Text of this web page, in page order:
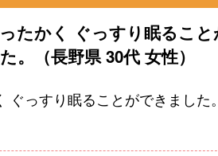
たかく ぐっすり眠ること
。（長野県 30代 女性）
ぐっすり眠ることができました。